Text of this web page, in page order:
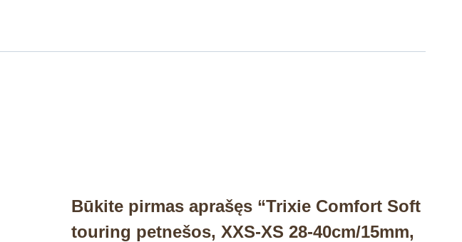
Būkite pirmas aprašęs “Trixie Comfort Soft
touring petnešos, XXS-XS 28-40cm/15mm,